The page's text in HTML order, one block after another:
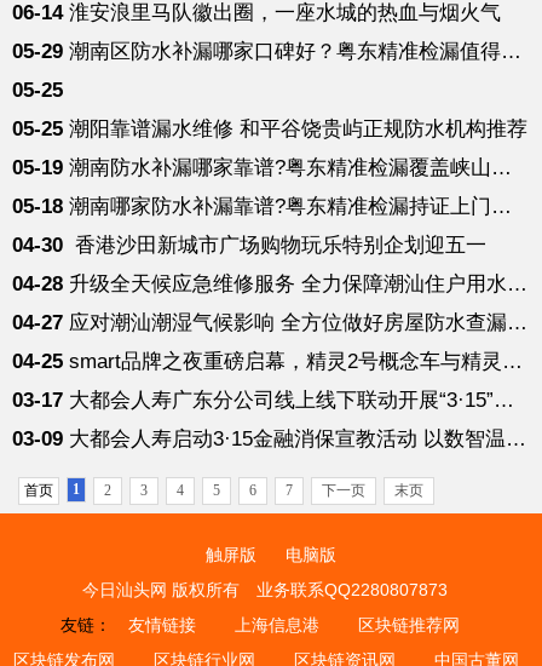
06-14 淮安浪里马队徽出圈，一座水城的热血与烟火气
05-29 潮南区防水补漏哪家口碑好？粤东精准检漏值得信赖
05-25
05-25 潮阳靠谱漏水维修 和平谷饶贵屿正规防水机构推荐
05-19 潮南防水补漏哪家靠谱?粤东精准检漏覆盖峡山陈店全域
05-18 潮南哪家防水补漏靠谱?粤东精准检漏持证上门精准测漏
04-30 香港沙田新城市广场购物玩乐特别企划迎五一
04-28 升级全天候应急维修服务 全力保障潮汕住户用水安全
04-27 应对潮汕潮湿气候影响 全方位做好房屋防水查漏修缮
04-25 smart品牌之夜重磅启幕，精灵2号概念车与精灵6号全球首秀
03-17 大都会人寿广东分公司线上线下联动开展“3·15”金融消费者权益
03-09 大都会人寿启动3·15金融消保宣教活动 以数智温度守护金融消费安
首页 1 2 3 4 5 6 7 下一页 末页
触屏版
电脑版
今日汕头网 版权所有
业务联系QQ2280807873
友链：
友情链接 上海信息港
区块链推荐网
区块链发布网
区块链行业网 区块链资讯网 中国古董网